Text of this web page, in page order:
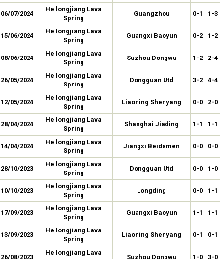
06/07/2024
Heilongjiang Lava
Spring
Guangzhou 0-1 1-3
15/06/2024
Heilongjiang Lava
Spring
Guangxi Baoyun 0-2 1-2
08/06/2024
Heilongjiang Lava
Spring
Suzhou Dongwu 1-2 2-4
26/05/2024
Heilongjiang Lava
Spring
Dongguan Utd 3-2 4-4
12/05/2024
Heilongjiang Lava
Spring
Liaoning Shenyang 0-0 2-0
28/04/2024
Heilongjiang Lava
Spring
Shanghai Jiading 1-1 1-1
14/04/2024
Heilongjiang Lava
Spring
Jiangxi Beidamen 0-0 0-0
28/10/2023
Heilongjiang Lava
Spring
Dongguan Utd 0-0 1-0
10/10/2023
Heilongjiang Lava
Spring
Longding 0-0 1-1
17/09/2023
Heilongjiang Lava
Spring
Guangxi Baoyun 1-1 1-1
13/09/2023
Heilongjiang Lava
Spring
Liaoning Shenyang 0-1 0-1
26/08/2023
Heilongjiang Lava
Suzhou Dongwu 1-0 3-0